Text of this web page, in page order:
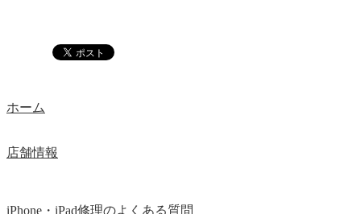
ホーム
店舗情報
iPhone・iPad修理のよくある質問